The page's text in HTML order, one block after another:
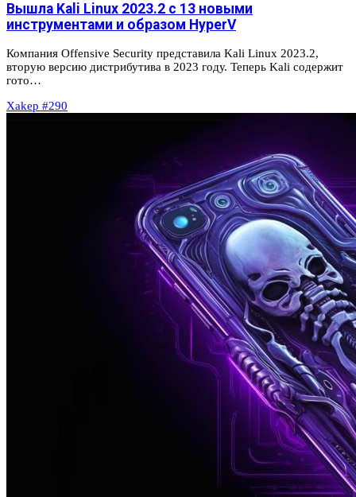
Вышла Kali Linux 2023.2 с 13 новыми
инструментами и образом HyperV
Компания Offensive Security представила Kali Linux 2023.2,
вторую версию дистрибутива в 2023 году. Теперь Kali содержит
гото…
Xakep #290